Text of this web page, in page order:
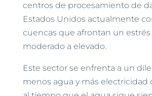
centros de procesamiento de
Estados Unidos actualmente
cuencas que afrontan un estrés
moderado a elevado.
Este sector se enfrenta a un
menos agua y más electricidad